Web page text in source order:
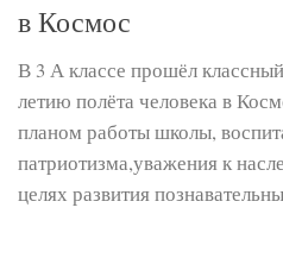
в Космос
В 3 А классе прошёл
летию полёта человека в
планом работы школы,
патриотизма,уважения к
целях развития